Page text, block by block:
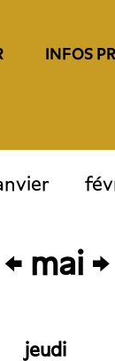
INFOS
mai
jeudi